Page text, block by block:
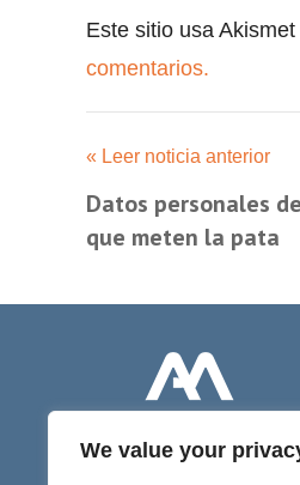
We value your
Este sitio usa
comentarios.
« Leer noticia anterior
Datos personales
que meten la pata